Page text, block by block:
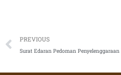
Prev
PREVIOUS